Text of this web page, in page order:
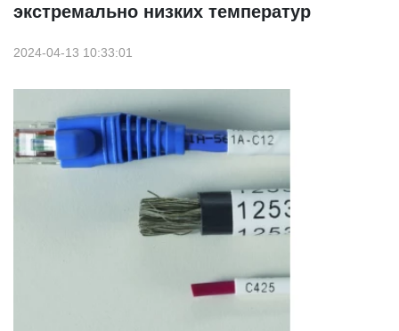
экстремально низких температур
2024-04-13 10:33:01